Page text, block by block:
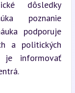
dôsledky
poznanie
podporuje
a politických
je informovať